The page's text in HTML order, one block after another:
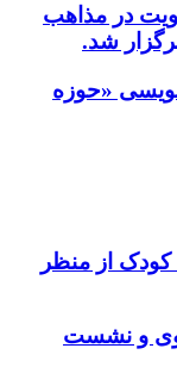
در مذاهب
شد.
«حوزه
کودک از منظر
و نشست